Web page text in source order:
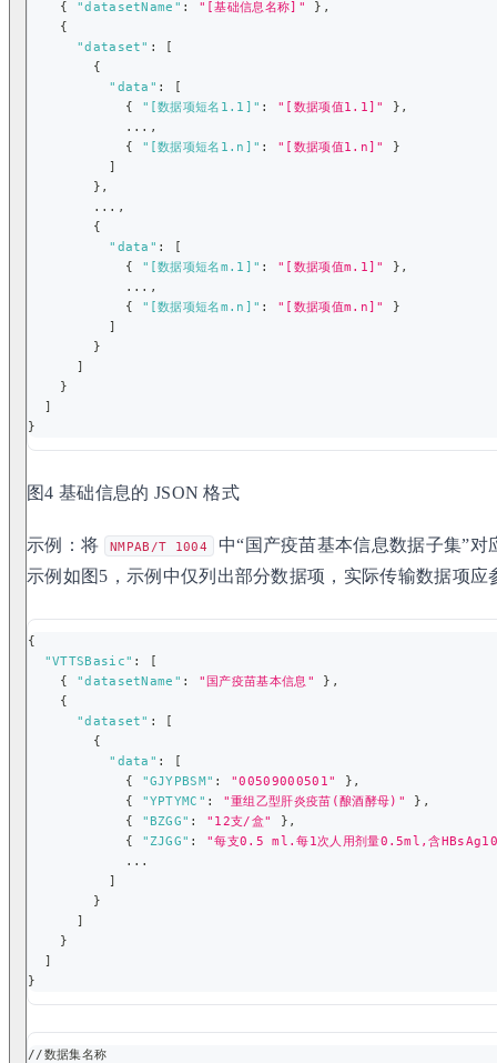
{ "datasetName" : "[基础信息名称]" } ,
{
"dataset" :
[
{
"data" :
[
{
"[数据项短名1.1]" : "[数据项值1.1]" } ,
            ...
,
{
"[数据项短名1.n]" : "[数据项值1.n]"
}
]
} ,
        ...
,
{
"data" :
[
{
"[数据项短名m.1]" : "[数据项值m.1]" } ,
            ...
,
{
"[数据项短名m.n]" : "[数据项值m.n]"
}
]
}
]
}
]
}
图4 基础信息的 JSON 格式
示例：将 NMPAB/T 1004
中“国产疫苗基本信息数据子集”
示例如图5，示例中仅列出部分数据项，实际传输数据项应
{
"VTTSBasic" :
[
{
"datasetName" : "国产疫苗基本信息" } ,
{
"dataset" :
[
{
"data" :
[
{
"GJYPBSM" : "00509000501" } ,
{
"YPTYMC" : "重组乙型肝炎疫苗(酿酒酵母)" } ,
{
"BZGG" : "12支/盒" } ,
{
"ZJGG" :
"每支0.5 ml.每1次人用剂量0.5ml,含
            ...
]
}
]
}
]
}
//数据集名称